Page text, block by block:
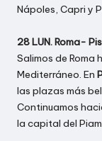
Nápoles, Capri y
28 LUN. Roma-
Salimos de Roma
Mediterráneo. En
las plazas más
Continuamos
la capital del